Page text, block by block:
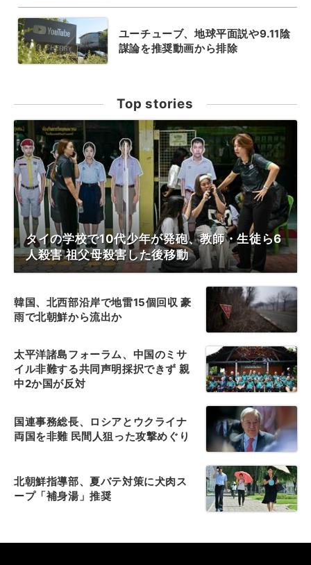
ユーチューブ、地球平面説や9.11陰
謀論を推奨動画から排除
Top stories
タイの学校で10代少年が発砲、教師・生徒ら6
人殺害 祖父母殺害した後移動
韓国、北西部沿岸で地雷15個回収 豪
雨で北朝鮮から流出か
太平洋諸島フォーラム、中国のミサ
イル非難する共同声明採択できず 親
中2か国が反対
国連事務総長、ロシアとウクライナ
両国を非難 民間人狙った攻撃めぐり
北朝鮮指導部、夏バテ対策に犬肉ス
ープ「補身湯」推奨